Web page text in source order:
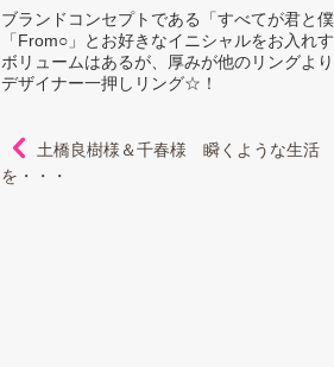
ブランドコンセプトである「すべてが君と
「From○」とお好きなイニシャルをお入れ
ボリュームはあるが、厚みが他のリングよ
デザイナー一押しリング☆！
土橋良樹様＆千春様 瞬くような生活
を・・・